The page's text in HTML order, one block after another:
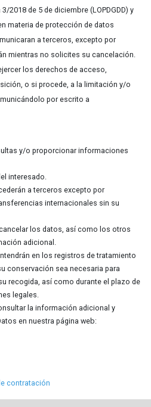
2018 de 5 de diciembre (LOPDGDD) y
materia de protección de datos
a terceros, excepto por
mientras no solicites su cancelación.
los derechos de acceso,
o si procede, a la limitación y/o
por escrito a
y/o proporcionar informaciones
interesado.
a terceros excepto por
internacionales sin su
los datos, así como los otros
adicional.
en los registros de tratamiento
conservación sea necesaria para
recogida, así como durante el plazo de
legales.
la información adicional y
en nuestra página web:
contratación